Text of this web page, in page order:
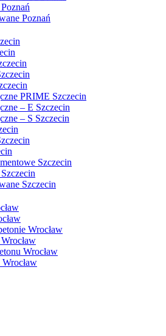
Poznań
PRIME Szczecin
– E Szczecin
– S Szczecin
Szczecin
Szczecin
Wrocław
Wrocław